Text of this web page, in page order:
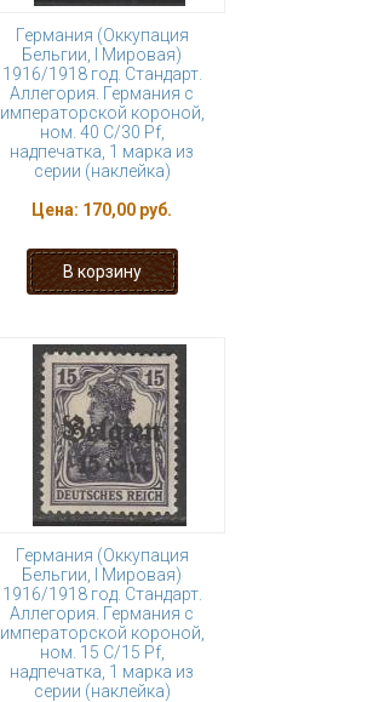
Германия (Оккупация
Бельгии, I Мировая)
1916/1918 год. Стандарт.
Аллегория. Германия с
императорской короной,
ном. 40 С/30 Pf,
надпечатка, 1 марка из
серии (наклейка)
Цена: 170,00 руб.
Германия (Оккупация
Бельгии, I Мировая)
1916/1918 год. Стандарт.
Аллегория. Германия с
императорской короной,
ном. 15 С/15 Pf,
надпечатка, 1 марка из
серии (наклейка)